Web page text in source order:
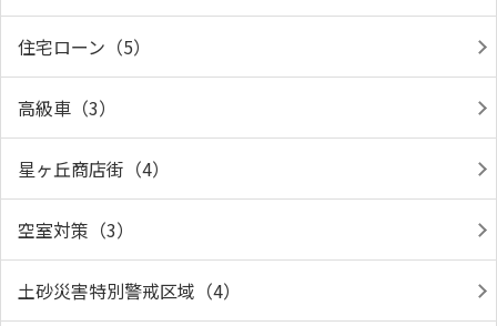
住宅ローン（5）
高級車（3）
星ヶ丘商店街（4）
空室対策（3）
土砂災害特別警戒区域（4）